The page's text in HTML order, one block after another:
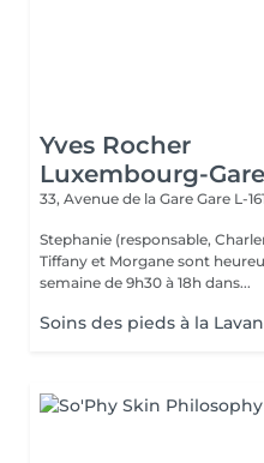
Yves Rocher
Luxembourg-Gare
33, Avenue de la Gare Gare L-
Stephanie (responsable,
Tiffany et Morgane sont
semaine de 9h30 à 18h dans...
Soins des pieds à la